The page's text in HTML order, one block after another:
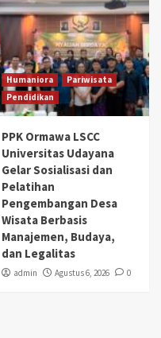
Humaniora
Pariwisata
Pendidikan
PPK Ormawa LSCC
Universitas Udayana
Gelar Sosialisasi dan
Pelatihan
Pengembangan Desa
Wisata Berbasis
Manajemen, Budaya,
dan Legalitas
admin Agustus 6, 2026 0